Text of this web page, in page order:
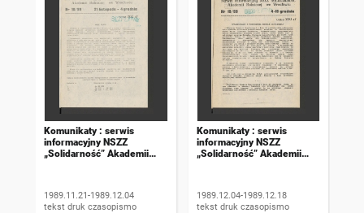
Komunikaty : serwis
informacyjny NSZZ
„Solidarność” Akademii
1989.11.21-1989.12.04
tekst druk czasopismo
Komunikaty : serwis
informacyjny NSZZ
„Solidarność” Akademii
1989.12.04-1989.12.18
tekst druk czasopismo